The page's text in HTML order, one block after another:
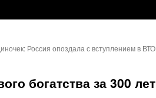
Россия опоздала с вступлением в ВТО
богатства за 300 лет